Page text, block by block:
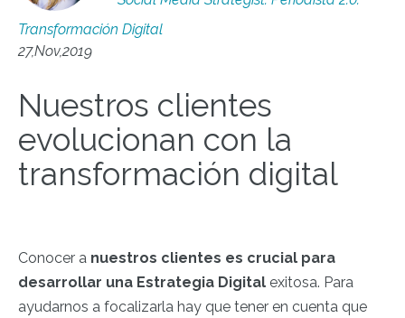
Transformación Digital
27,Nov,2019
Nuestros clientes
evolucionan con la
transformación digital
Conocer a nuestros clientes es crucial para
desarrollar una Estrategia Digital exitosa. Para
ayudarnos a focalizarla hay que tener en cuenta que